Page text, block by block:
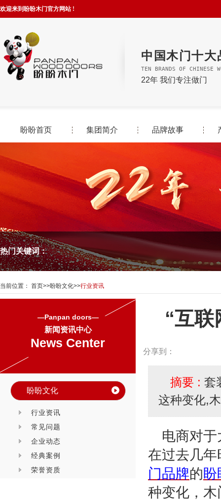
欢迎来到盼盼木门官方网站 !
中国木门十大
TEN BRANDS OF CHINESE
22年 我们专注做门
盼盼首页 集团简介 品牌故事
热门关键词：
当前位置： 首页>>盼盼文化>>行业资讯
—Panpan doors—
新闻资讯中心
News Center
盼盼文化
行业资讯
常见问题
企业动态
经典案例
荣誉资质
“互
分享到：
摘要 : 套
这种变化,
电商对
在过去几
门品牌的
种变化，